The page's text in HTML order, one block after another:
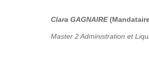
Clara GAGNAIRE
Master 2 Administration et